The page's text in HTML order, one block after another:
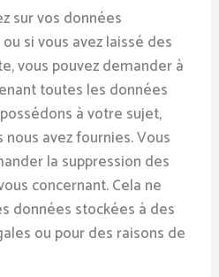
sur vos données
si vous avez laissé des
vous pouvez demander à
toutes les données
à votre sujet,
avez fournies. Vous
la suppression des
concernant. Cela ne
données stockées à des
ou pour des raisons de